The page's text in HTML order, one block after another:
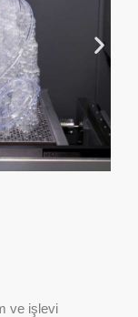
ve işlevi